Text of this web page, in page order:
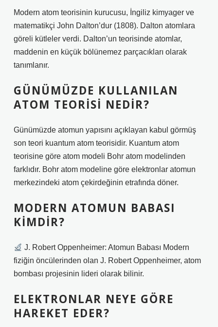
Modern atom teorisinin kurucusu, İngiliz kimyager ve
matematikçi John Dalton’dur (1808). Dalton atomlara
göreli kütleler verdi. Dalton’un teorisinde atomlar,
maddenin en küçük bölünemez parçacıkları olarak
tanımlanır.
GÜNÜMÜZDE KULLANILAN
ATOM TEORISI NEDIR?
Günümüzde atomun yapısını açıklayan kabul görmüş
son teori kuantum atom teorisidir. Kuantum atom
teorisine göre atom modeli Bohr atom modelinden
farklıdır. Bohr atom modeline göre elektronlar atomun
merkezindeki atom çekirdeğinin etrafında döner.
MODERN ATOMUN BABASI
KIMDIR?
J. Robert Oppenheimer: Atomun Babası Modern
fiziğin öncülerinden olan J. Robert Oppenheimer, atom
bombası projesinin lideri olarak bilinir.
ELEKTRONLAR NEYE GÖRE
HAREKET EDER?